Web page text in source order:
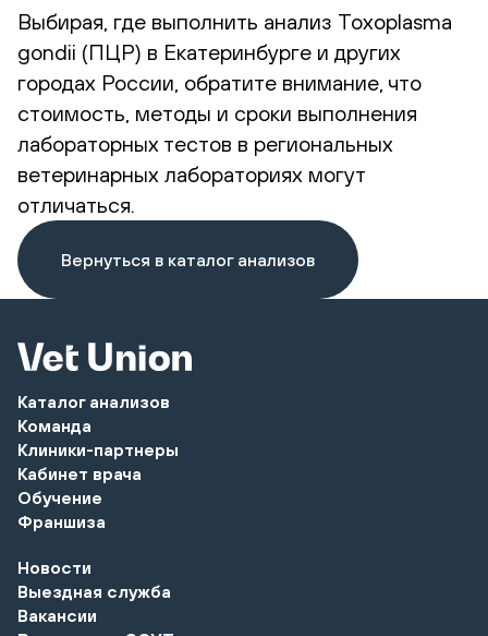
Выбирая, где выполнить анализ Toxoplasma
gondii (ПЦР) в Екатеринбурге и других
городах России, обратите внимание, что
стоимость, методы и сроки выполнения
лабораторных тестов в региональных
ветеринарных лабораториях могут
отличаться.
Вернуться в каталог анализов
Каталог анализов
Команда
Клиники-партнеры
Кабинет врача
Обучение
Франшиза
Новости
Выездная служба
Вакансии